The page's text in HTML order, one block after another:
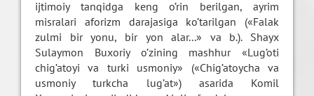
ijtimoiy tanqidga keng o’rin berilgan, ayrim
misralari aforizm darajasiga ko’tarilgan («Falak
zulmi bir yonu, bir yon alar...» va b.). Shayx
Sulaymon Buxoriy o’zining mashhur «Lug’oti
chig’atoyi va turki usmoniy» («Chig’atoycha va
usmoniy turkcha lug’at») asarida Komil